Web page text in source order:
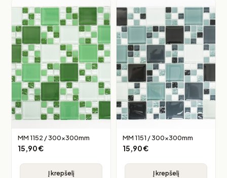
MM 1152 / 300x300mm
15,90€
Į krepšelį
MM 1151 / 300x300mm
15,90€
Į krepšelį